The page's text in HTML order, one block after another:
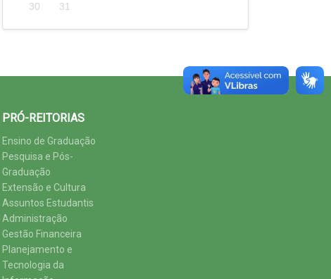
30
31
PRÓ-REITORIAS
Ensino de Graduação
Pesquisa e Pós-
Graduação
Extensão e Cultura
Assuntos Estudantis
Administração
Gestão Financeira
Planejamento e
Tecnologia da